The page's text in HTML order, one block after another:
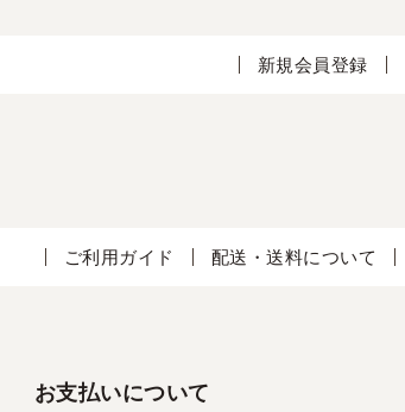
新規会員登録
ご利用ガイド 配送・送料について
お支払いについて